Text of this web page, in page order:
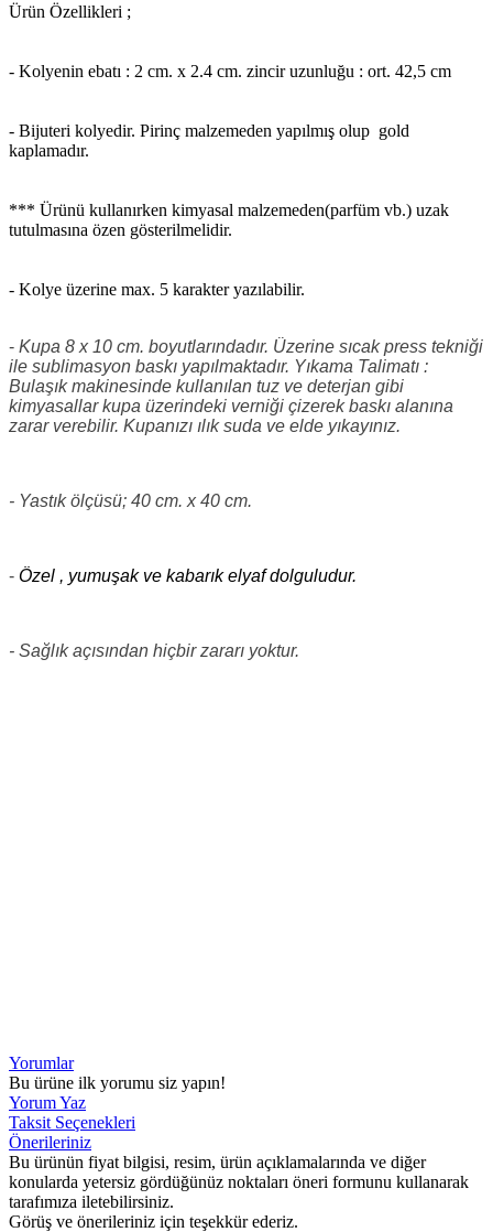
Ürün Özellikleri ;
- Kolyenin ebatı : 2 cm. x 2.4 cm. zincir uzunluğu : ort. 42,5 cm
- Bijuteri kolyedir. Pirinç malzemeden yapılmış olup gold
kaplamadır.
*** Ürünü kullanırken kimyasal malzemeden(parfüm vb.) uzak
tutulmasına özen gösterilmelidir.
- Kolye üzerine max. 5 karakter yazılabilir.
- Kupa 8 x 10 cm. boyutlarındadır. Üzerine sıcak press tekniği
ile sublimasyon baskı yapılmaktadır. Yıkama Talimatı :
Bulaşık makinesinde kullanılan tuz ve deterjan gibi
kimyasallar kupa üzerindeki verniği çizerek baskı alanına
zarar verebilir. Kupanızı ılık suda ve elde yıkayınız.
- Yastık ölçüsü; 40 cm. x 40 cm.
- Özel , yumuşak ve kabarık elyaf dolguludur.
- Sağlık açısından hiçbir zararı yoktur.
Yorumlar
Bu ürüne ilk yorumu siz yapın!
Yorum Yaz
Taksit Seçenekleri
Önerileriniz
Bu ürünün fiyat bilgisi, resim, ürün açıklamalarında ve diğer
konularda yetersiz gördüğünüz noktaları öneri formunu kullanarak
tarafımıza iletebilirsiniz.
Görüş ve önerileriniz için teşekkür ederiz.